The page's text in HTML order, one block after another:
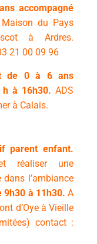
accompagné
Maison du Pays
à Ardres.
21 00 09 96
de 0 à 6 ans
h à 16h30. ADS
à Calais.
parent enfant.
réaliser une
l’ambiance
9h30 à 11h30. A
d’Oye à Vieille
contact :